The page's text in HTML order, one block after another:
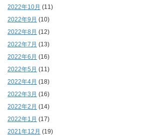
2022年10月 (11)
2022年9月 (10)
2022年8月 (12)
2022年7月 (13)
2022年6月 (16)
2022年5月 (11)
2022年4月 (18)
2022年3月 (16)
2022年2月 (14)
2022年1月 (17)
2021年12月 (19)